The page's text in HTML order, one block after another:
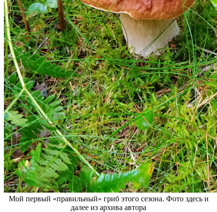
Мой первый «правильный» гриб этого сезона. Фото здесь и
далее из архива автора